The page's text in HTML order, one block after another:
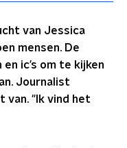
van Jessica
mensen. De
ic’s om te kijken
Journalist
van. "Ik vind het